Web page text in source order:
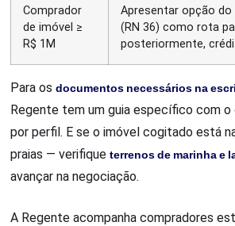
Comprador
de imóvel ≥
R$ 1M
Apresentar opção
(RN 36) como rota
posteriormente,
Para osdocumentos necessários na
Regente tem um guia específico com
por perfil. E se o imóvel cogitado está
praias — verifiqueterrenos de marinha e
avançar na negociação.
A Regente acompanha compradores